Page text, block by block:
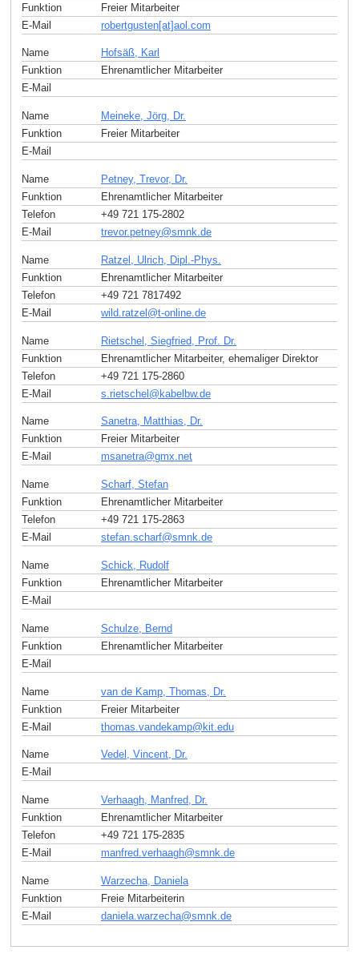
Funktion
Freier Mitarbeiter
E-Mail
robertgusten[at]aol com
Name
Hofsäß, Karl
Funktion
Ehrenamtlicher Mitarbeiter
E-Mail
Name
Meineke, Jörg, Dr.
Funktion
Freier Mitarbeiter
E-Mail
Name
Petney, Trevor, Dr.
Funktion
Ehrenamtlicher Mitarbeiter
Telefon
+49 721 175-2802
E-Mail
trevor.petney@smnk de
Name
Ratzel, Ulrich, Dipl.-Phys.
Funktion
Ehrenamtlicher Mitarbeiter
Telefon
+49 721 7817492
E-Mail
wild.ratzel@t-online de
Name
Rietschel, Siegfried, Prof. Dr.
Funktion
Ehrenamtlicher Mitarbeiter, ehemaliger Direktor
Telefon
+49 721 175-2860
E-Mail
s.rietschel@kabelbw.de
Name
Sanetra, Matthias, Dr.
Funktion
Freier Mitarbeiter
E-Mail
msanetra@gmx.net
Name
Scharf, Stefan
Funktion
Ehrenamtlicher Mitarbeiter
Telefon
+49 721 175-2863
E-Mail
stefan.scharf@smnk.de
Name
Schick, Rudolf
Funktion
Ehrenamtlicher Mitarbeiter
E-Mail
Name
Schulze, Bernd
Funktion
Ehrenamtlicher Mitarbeiter
E-Mail
Name
van de Kamp, Thomas, Dr.
Funktion
Freier Mitarbeiter
E-Mail
thomas.vandekamp@kit edu
Name
Vedel, Vincent, Dr.
E-Mail
Name
Verhaagh, Manfred, Dr.
Funktion
Ehrenamtlicher Mitarbeiter
Telefon
+49 721 175-2835
E-Mail
manfred.verhaagh@smnk.de
Name
Warzecha, Daniela
Funktion
Freie Mitarbeiterin
E-Mail
daniela.warzecha@smnk de